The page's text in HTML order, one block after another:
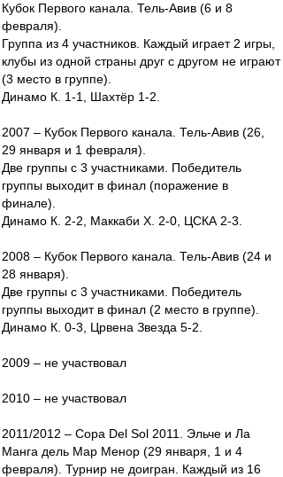
Кубок Первого канала. Тель-Авив (6 и 8
февраля).
Группа из 4 участников. Каждый играет 2 игры,
клубы из одной страны друг с другом не играют
(3 место в группе).
Динамо К. 1-1, Шахтёр 1-2.
2007 – Кубок Первого канала. Тель-Авив (26,
29 января и 1 февраля).
Две группы с 3 участниками. Победитель
группы выходит в финал (поражение в
финале).
Динамо К. 2-2, Маккаби Х. 2-0, ЦСКА 2-3.
2008 – Кубок Первого канала. Тель-Авив (24 и
28 января).
Две группы с 3 участниками. Победитель
группы выходит в финал (2 место в группе).
Динамо К. 0-3, Црвена Звезда 5-2.
2009 – не участвовал
2010 – не участвовал
2011/2012 – Copa Del Sol 2011. Эльче и Ла
Манга дель Мар Менор (29 января, 1 и 4
февраля). Турнир не доигран. Каждый из 16